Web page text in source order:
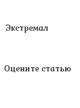
Экстремал
Оцените статью